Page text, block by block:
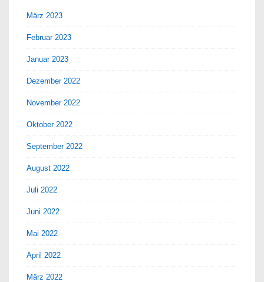
März 2023
Februar 2023
Januar 2023
Dezember 2022
November 2022
Oktober 2022
September 2022
August 2022
Juli 2022
Juni 2022
Mai 2022
April 2022
März 2022